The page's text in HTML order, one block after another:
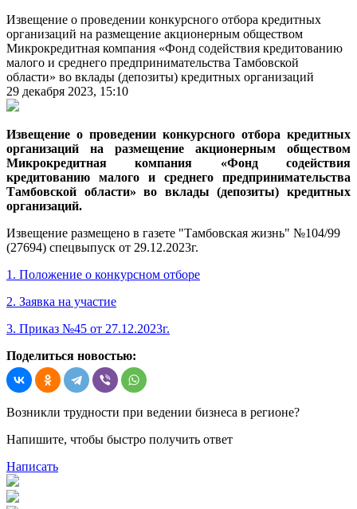
Извещение о проведении конкурсного отбора кредитных
организаций на размещение акционерным обществом
Микрокредитная компания «Фонд содействия кредитованию
малого и среднего предпринимательства Тамбовской
области» во вклады (депозиты) кредитных организаций
29 декабря 2023, 15:10
Извещение о проведении конкурсного отбора кредитных
организаций на размещение акционерным обществом
Микрокредитная компания «Фонд содействия
кредитованию малого и среднего предпринимательства
Тамбовской области» во вклады (депозиты) кредитных
организаций.
Извещение размещено в газете "Тамбовская жизнь" №104/99
(27694) спецвыпуск от 29.12.2023г.
1. Положение о конкурсном отборе
2. Заявка на участие
3. Приказ №45 от 27.12.2023г.
Поделиться новостью:
Возникли трудности при ведении бизнеса в регионе?
Напишите, чтобы быстро получить ответ
Написать